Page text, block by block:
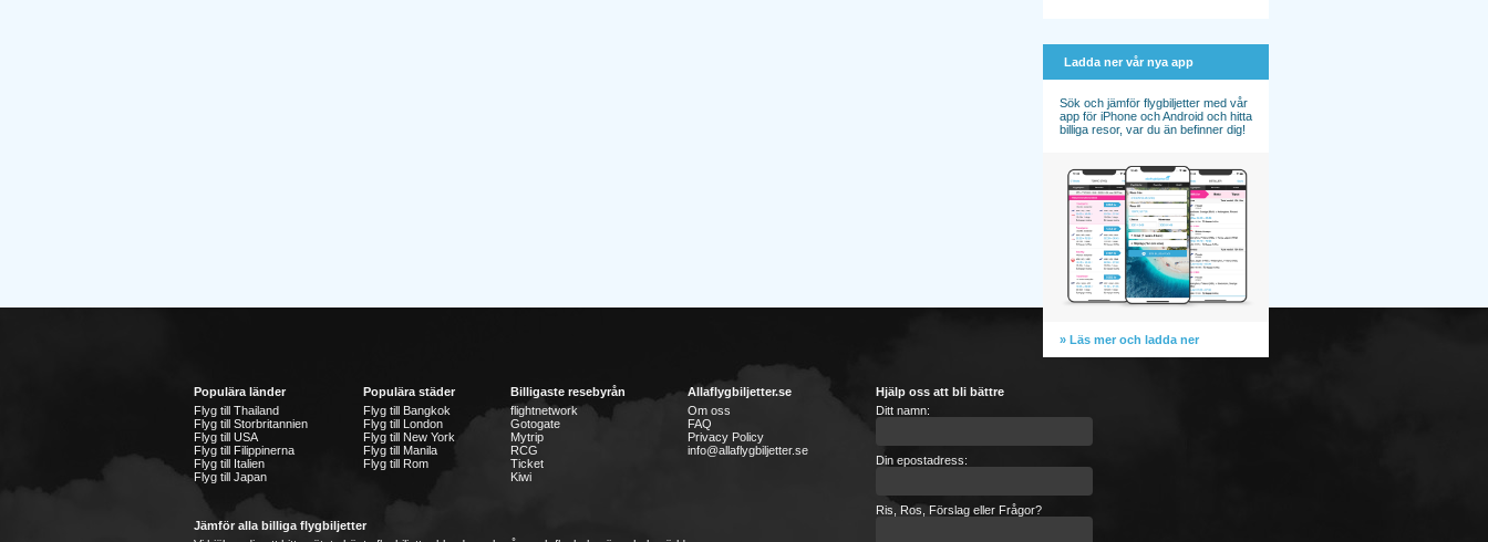
Ladda ner vår nya app
Sök och jämför flygbiljetter med vår
app för iPhone och Android och hitta
billiga resor, var du än befinner dig!
» Läs mer och ladda ner
Populära länder
Flyg till Thailand
Flyg till Storbritannien
Flyg till USA
Flyg till Filippinerna
Flyg till Italien
Flyg till Japan
Populära städer
Flyg till Bangkok
Flyg till London
Flyg till New York
Flyg till Manila
Flyg till Rom
Billigaste resebyrån
flightnetwork
Gotogate
Mytrip
RCG
Ticket
Kiwi
Allaflygbiljetter.se
Om oss
FAQ
Privacy Policy
info@allaflygbiljetter.se
Jämför alla billiga flygbiljetter
Hjälp oss att bli bättre
Ditt namn:
Din epostadress:
Ris, Ros, Förslag eller Frågor?